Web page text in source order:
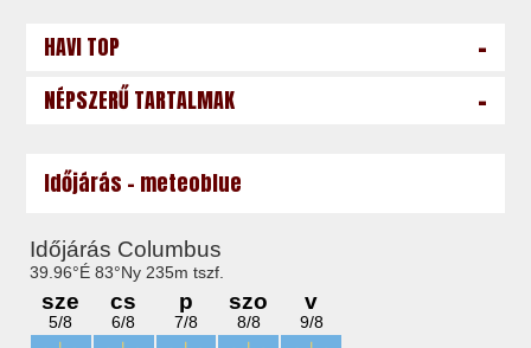
HAVI TOP -
NÉPSZERŰ TARTALMAK -
Időjárás - meteoblue